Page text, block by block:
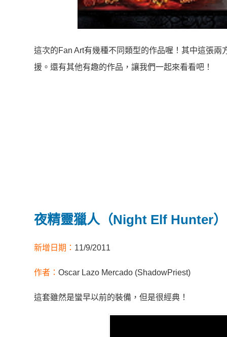
這次的Fan Art有幾種不同類型的作品喔！其中這張
援。還有其他有趣的作品，讓我們一起來看看吧！
夜精靈獵人（Night Elf Hunter）
新增日期： 11/9/2011
作者： Oscar Lazo Mercado (ShadowPriest)
這套雖然是蠻早以前的裝備，但是很經典！